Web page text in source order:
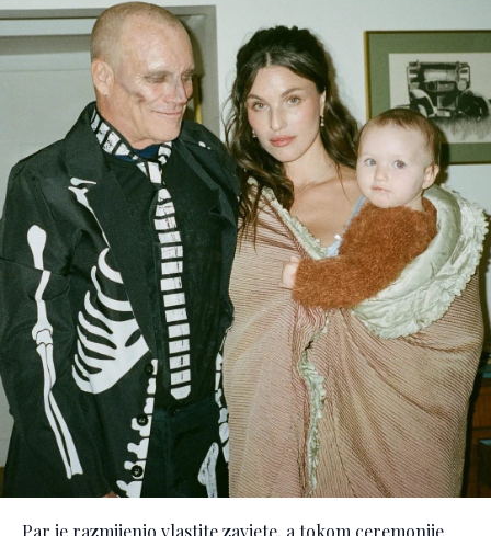
Par je razmijenio vlastite zavjete, a tokom ceremonije